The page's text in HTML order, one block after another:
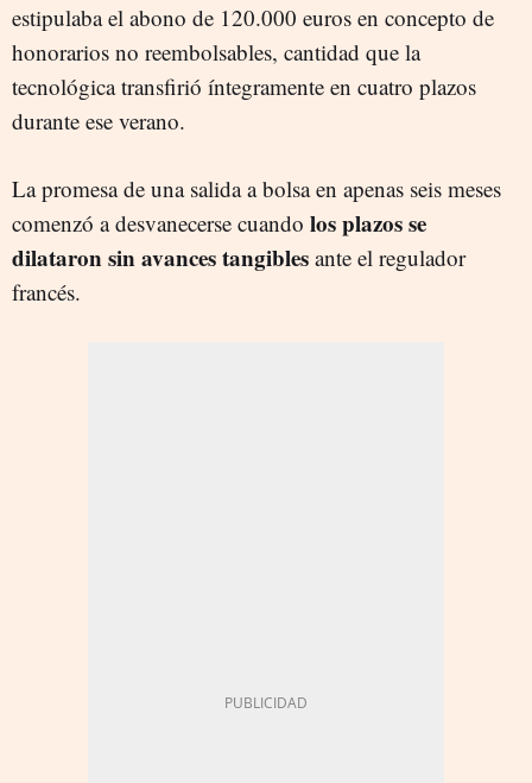
estipulaba el abono de 120.000 euros en concepto de
honorarios no reembolsables, cantidad que la
tecnológica transfirió íntegramente en cuatro plazos
durante ese verano.
La promesa de una salida a bolsa en apenas seis meses
comenzó a desvanecerse cuando los plazos se
dilataron sin avances tangibles ante el regulador
francés.